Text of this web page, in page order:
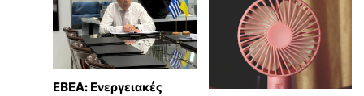
ΕΒΕΑ: Ενεργειακές